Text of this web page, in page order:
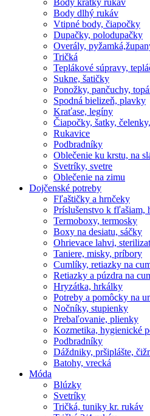
Body krátky rukáv
Body dlhý rukáv
Vtipné body, čiapočky
Dupačky, polodupačky
Overály,
Tričká
Teplákové súpravy,
Sukne, šatičky
Ponožky, pančuchy,
Spodná bielizeň, plavky
Kraťase, legíny
Čiapočky, šatky,
Rukavice
Podbradníky
Oblečenie ku krstu, na
Svetríky, svetre
Oblečenie na zimu
Dojčenské potreby
Fľaštičky a hrnčeky
Príslušenstvo k fľašiam,
Termoboxy, termosky
Boxy na desiatu, sáčky
Ohrievace lahvi,
Taniere, misky, príbory
Cumlíky, retiazky na
Retiazky a púzdra na
Hryzátka, hrkálky
Potreby a pomôcky na
Nočníky, stupienky
Prebaľovanie, plienky
Kozmetika, hygienické
Podbradníky
Dáždniky, pršiplášte,
Batohy, vrecká
Móda
Blúzky
Svetríky
Tričká, tuniky kr. rukáv